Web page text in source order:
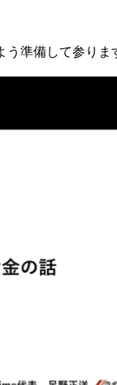
準備して参りま